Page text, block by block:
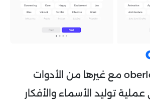
تتشابه أداه ال oberlo مع غيرها من الأدوات
توليد الأسماء والأفكار